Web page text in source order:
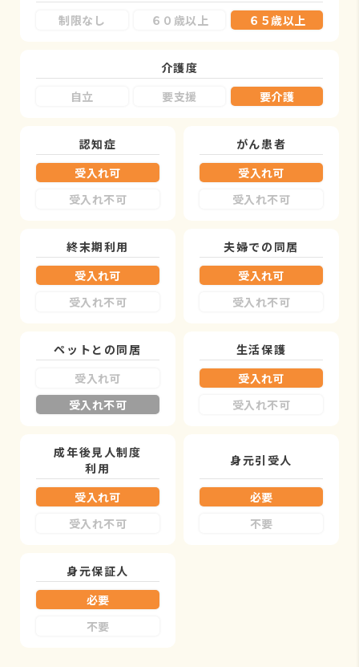
制限なし
６０歳以上 ６５歳以上
介護度
自立
要支援 要介護
認知症
受入れ可
受入れ不可
がん患者
受入れ可
受入れ不可
終末期利用
受入れ可
受入れ不可
夫婦での同居
受入れ可
受入れ不可
ペットとの同居
受入れ可
受入れ不可
生活保護
受入れ可
受入れ不可
成年後見人制度
利用
受入れ可
受入れ不可
身元引受人
必要
不要
身元保証人
必要
不要